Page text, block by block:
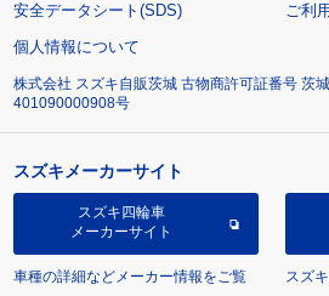
安全データシート(SDS)
ご利
個人情報について
株式会社 スズキ自販茨城 古物商許可証番号 茨
401090000908号
スズキメーカーサイト
スズキ四輪車
メーカーサイト
車種の詳細などメーカー情報をご覧
スズ